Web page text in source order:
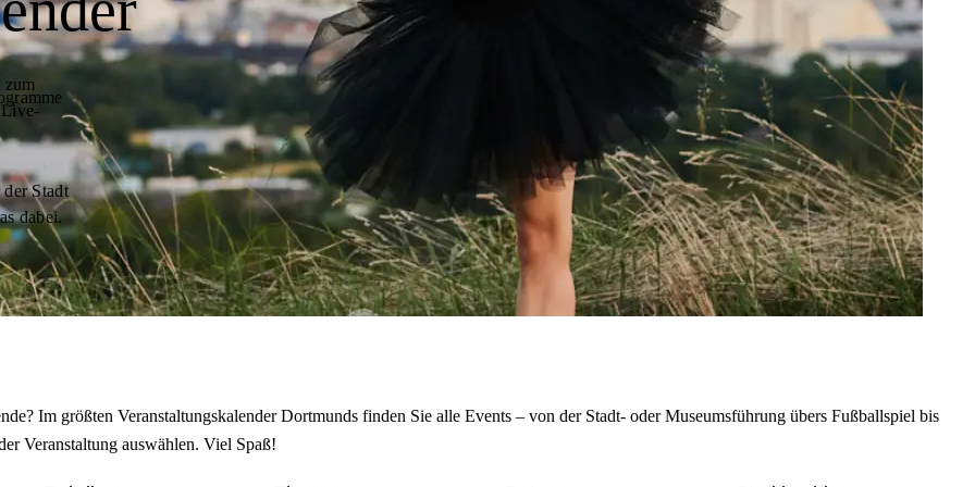
Live-
Stadt
dabei.
Im größten Veranstaltungskalender Dortmunds finden Sie alle Events – von der Stadt- oder Museumsführung übers Fußballspiel bis
Veranstaltung auswählen. Viel Spaß!